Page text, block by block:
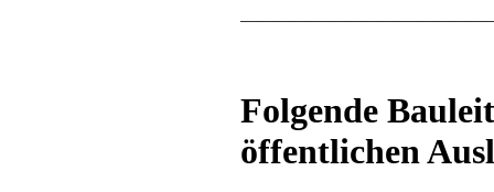
Folgende
öffentlichen